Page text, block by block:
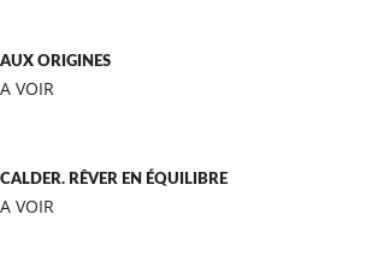
AUX ORIGINES
A VOIR
CALDER. RÊVER EN ÉQUILIBRE
A VOIR